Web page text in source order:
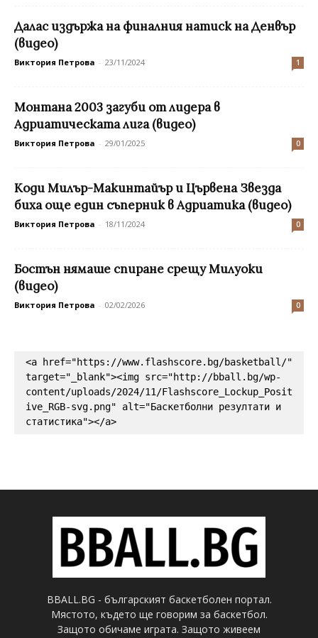
Далас издържа на финалния натиск на Денвър
(видео)
Виктория Петрова - 23/11/2024 1
Монтана 2003 загуби от лидера в
Адриатическата лига (видео)
Виктория Петрова - 29/01/2025 0
Коди Милър-Макинтайър и Цървена Звезда
биха още един съперник в Адриатика (видео)
Виктория Петрова - 18/11/2024 0
Бостън нямаше спиране срещу Милуоки
(видео)
Виктория Петрова - 02/02/2026 0
<a href="https://www.flashscore.bg/basketball/"
target="_blank"><img src="http://bball.bg/wp-
content/uploads/2024/11/Flashscore_Lockup_Posit
ive_RGB-svg.png" alt="Баскетболни резултати и
статистика"></a>
BBALL.BG - българският баскетболен портал.
Мястото, където ще говорим за баскетбол.
Защото обичаме играта. Защото живеем